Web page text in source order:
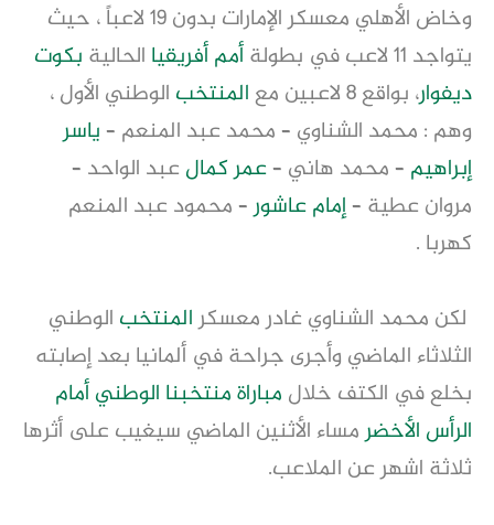
وخاض الأهلي معسكر الإمارات بدون 19 لاعباً ، حيث
يتواجد 11 لاعب في بطولة
أمم أفريقيا الحالية بكوت
ديفوار، بواقع 8 لاعبين مع المنتخب الوطني الأول ،
وهم : محمد الشناوي – محمد عبد المنعم –ياسر
إبراهيم – محمد هاني –عمر كمال عبد الواحد –
مروان عطية –إمام عاشور– محمود عبد المنعم
كهربا .
لكن محمد الشناوي غادر معسكرالمنتخب الوطني
الثلاثاء الماضي وأجرى جراحة في ألمانيا بعد إصابته
بخلع في الكتف خلال مباراةمنتخبنا الوطنيأمام
الرأس الأخضرمساء الأثنين الماضي سيغيب على أثرها
ثلاثة اشهر عن الملاعب.